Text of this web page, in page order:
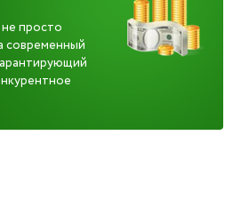
просто
современный